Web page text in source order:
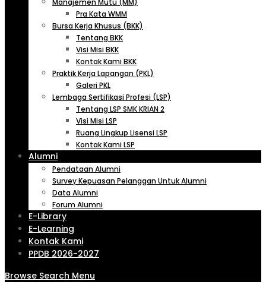
Manajemen Mutu (MM)
Pra Kata WMM
Bursa Kerja Khusus (BKK)
Tentang BKK
Visi Misi BKK
Kontak Kami BKK
Praktik Kerja Lapangan (PKL)
Galeri PKL
Lembaga Sertifikasi Profesi (LSP)
Tentang LSP SMK KRIAN 2
Visi Misi LSP
Ruang Lingkup Lisensi LSP
Kontak Kami LSP
Alumni
Pendataan Alumni
Survey Kepuasan Pelanggan Untuk Alumni
Data Alumni
Forum Alumni
E-Library
E-Learning
Kontak Kami
PPDB 2026-2027
Browse Search Menu